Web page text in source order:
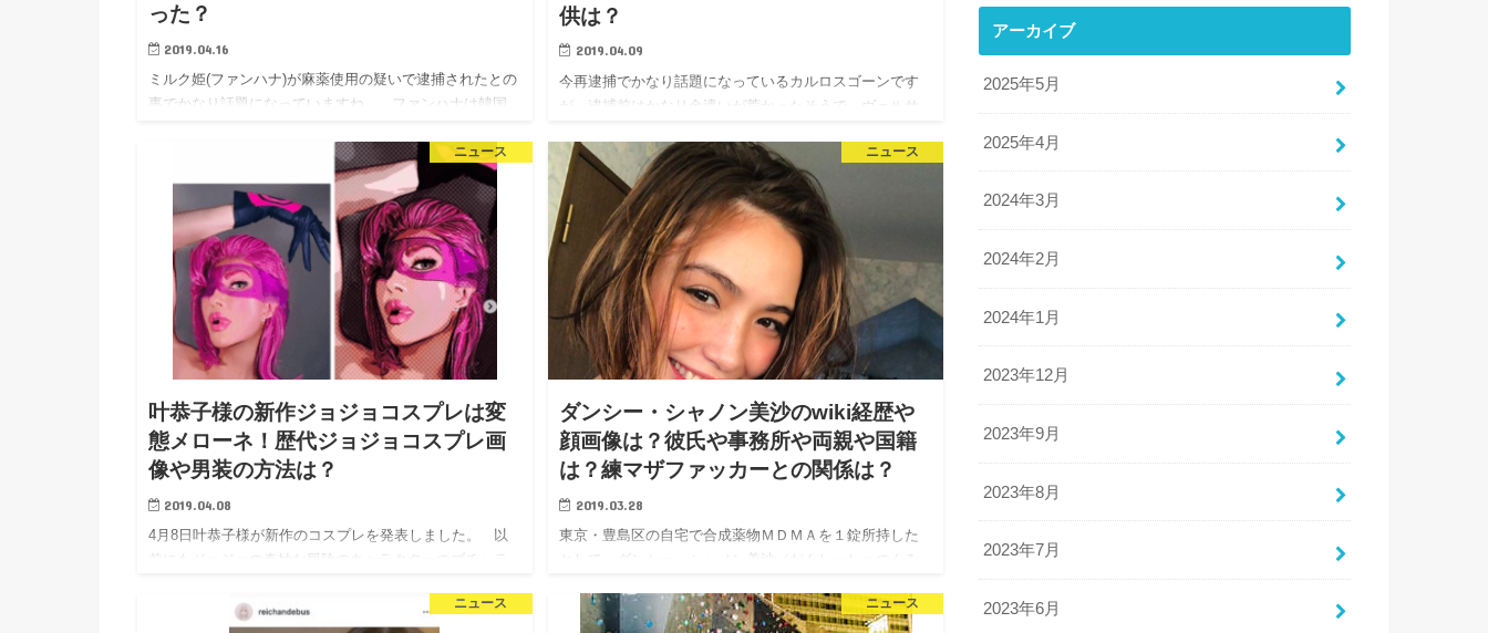
った？
2019.04.16
ミルク姫(ファンハナ)が麻薬使用の疑いで逮捕されたとの
事でかなり話題になっていますね。 ファンハナは韓国
と関与しており、見逃し捜査をしていた噂…
供は？
2019.04.09
今再逮捕でかなり話題になっているカルロスゴーンです
が、逮捕前はかなり金遣いが荒かったそうで、ヴェルサ
その結婚式を挙げていた相手はなんと再婚相手だったそ
うで…
ニュース
叶恭子様の新作ジョジョコスプレは変
態メローネ！歴代ジョジョコスプレ画
像や男装の方法は？
2019.04.08
4月8日叶恭子様が新作のコスプレを発表しました。 以
前にもジョジョの奇妙な冒険のキャラクターのブチャラ
話題になっていた叶恭子様ですが、今回はジ…
ニュース
ダンシー・シャノン美沙のwiki経歴や
顔画像は？彼氏や事務所や両親や国籍
は？練マザファッカーとの関係は？
2019.03.28
東京・豊島区の自宅で合成薬物ＭＤＭＡを１錠所持した
として、ダンシー・シャノン美沙（だんしーしゃのんみ
れ判決が下されたようですね。 いったい犯行…
ニュース ニュース
アーカイブ
2025年5月
2025年4月
2024年3月
2024年2月
2024年1月
2023年12月
2023年9月
2023年8月
2023年7月
2023年6月